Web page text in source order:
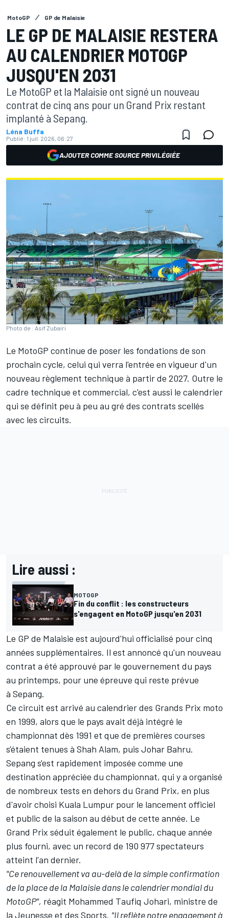
MotoGP GP de Malaisie
LE GP DE MALAISIE RESTERA
AU CALENDRIER MOTOGP
JUSQU'EN 2031
Le MotoGP et la Malaisie ont signé un nouveau
contrat de cinq ans pour un Grand Prix restant
implanté à Sepang.
Léna Buffa
Publié: 1 juil. 2026, 06:27
AJOUTER COMME SOURCE PRIVILÉGIÉE
Photo de : Asif Zubairi
Le MotoGP continue de poser les fondations de son
prochain cycle, celui qui verra l'entrée en vigueur d'un
nouveau règlement technique à partir de 2027. Outre le
cadre technique et commercial, c'est aussi le calendrier
qui se définit peu à peu au gré des contrats scellés
avec les circuits.
Lire aussi :
MOTOGP
Fin du conflit : les constructeurs
s'engagent en MotoGP jusqu'en 2031
Le GP de Malaisie est aujourd'hui officialisé pour cinq
années supplémentaires. Il est annoncé qu'un nouveau
contrat a été approuvé par le gouvernement du pays
au printemps, pour une épreuve qui reste prévue
à Sepang.
Ce circuit est arrivé au calendrier des Grands Prix moto
en 1999, alors que le pays avait déjà intégré le
championnat dès 1991 et que de premières courses
s'étaient tenues à Shah Alam, puis Johar Bahru.
Sepang s'est rapidement imposée comme une
destination appréciée du championnat, qui y a organisé
de nombreux tests en dehors du Grand Prix, en plus
d'avoir choisi Kuala Lumpur pour le lancement officiel
et public de la saison au début de cette année. Le
Grand Prix séduit également le public, chaque année
plus fourni, avec un record de 190 977 spectateurs
atteint l'an dernier.
"Ce renouvellement va au-delà de la simple confirmation
de la place de la Malaisie dans le calendrier mondial du
MotoGP", réagit Mohammed Taufiq Johari, ministre de
la Jeunesse et des Sports. "Il reflète notre engagement à